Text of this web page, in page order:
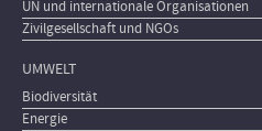
UN und internationale Organisationen
Zivilgesellschaft und NGOs
UMWELT
Biodiversität
Energie